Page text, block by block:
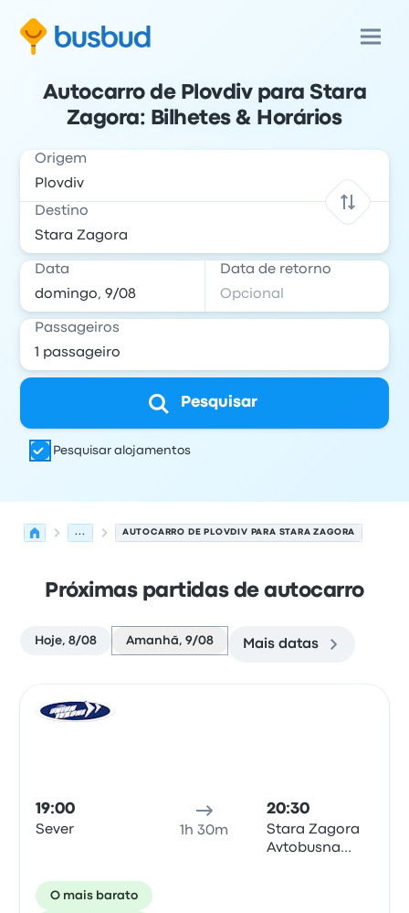
Autocarro de Plovdiv para Stara
Zagora: Bilhetes & Horários
Origem
Destino
Data Data de retorno
Passageiros
Pesquisar
Pesquisar alojamentos
... AUTOCARRO DE PLOVDIV PARA STARA ZAGORA
Próximas partidas de autocarro
Hoje, 8/08 Amanhã, 9/08 Mais datas
19:00
Sever 1h 30m
20:30
Stara Zagora
Avtobusna
O mais barato